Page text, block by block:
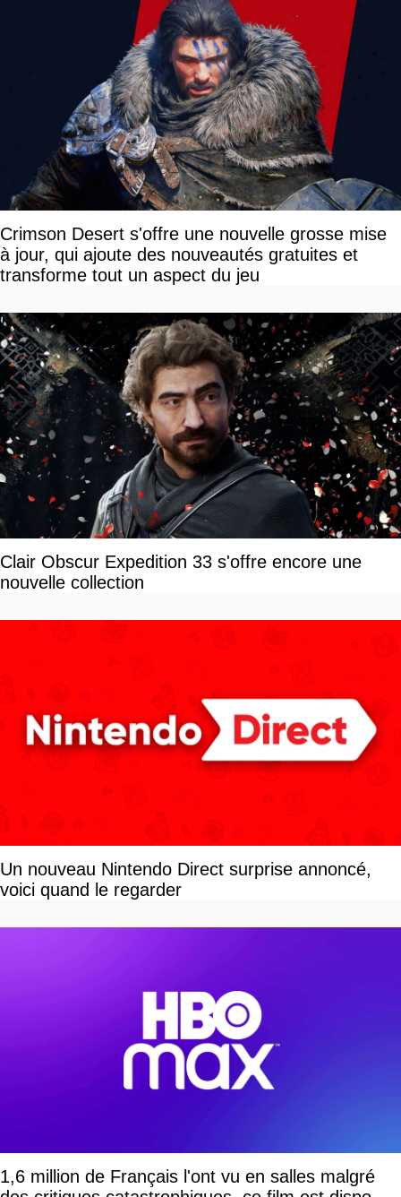
Crimson Desert s'offre une nouvelle grosse mise
à jour, qui ajoute des nouveautés gratuites et
transforme tout un aspect du jeu
Clair Obscur Expedition 33 s'offre encore une
nouvelle collection
Un nouveau Nintendo Direct surprise annoncé,
voici quand le regarder
1,6 million de Français l'ont vu en salles malgré